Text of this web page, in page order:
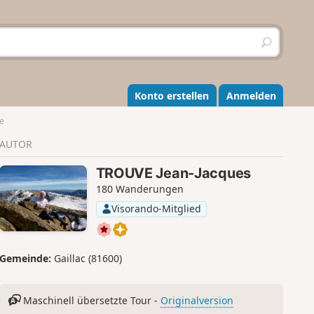
S
u
h
e
n
Konto erstellen Anmelden
AUTOR
TROUVE Jean-Jacques
180 Wanderungen
Visorando-Mitglied
Gemeinde: Gaillac (81600)
Maschinell übersetzte Tour - Originalversion